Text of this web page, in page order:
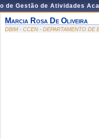
de Gestão de Atividades
Marcia Rosa De Oliveira
DBIM - CCEN - DEPARTAMENTO DE